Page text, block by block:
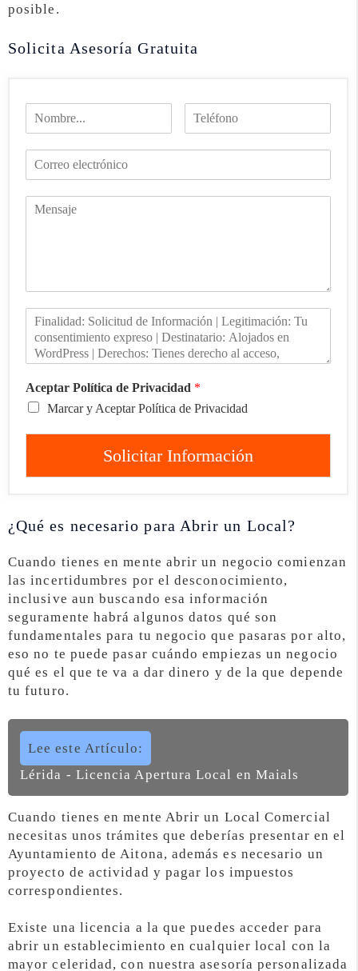
posible.
Solicita Asesoría Gratuita
Aceptar Política de Privacidad *
Marcar y Aceptar Política de Privacidad
Solicitar Información
¿Qué es necesario para Abrir un Local?
Cuando tienes en mente abrir un negocio comienzan
las incertidumbres por el desconocimiento,
inclusive aun buscando esa información
seguramente habrá algunos datos qué son
fundamentales para tu negocio que pasaras por alto,
eso no te puede pasar cuándo empiezas un negocio
qué es el que te va a dar dinero y de la que depende
tu futuro.
Lee este Artículo:
Lérida - Licencia Apertura Local en Maials
Cuando tienes en mente Abrir un Local Comercial
necesitas unos trámites que deberías presentar en el
Ayuntamiento de Aitona, además es necesario un
proyecto de actividad y pagar los impuestos
correspondientes.
Existe una licencia a la que puedes acceder para
abrir un establecimiento en cualquier local con la
mayor celeridad, con nuestra asesoría personalizada